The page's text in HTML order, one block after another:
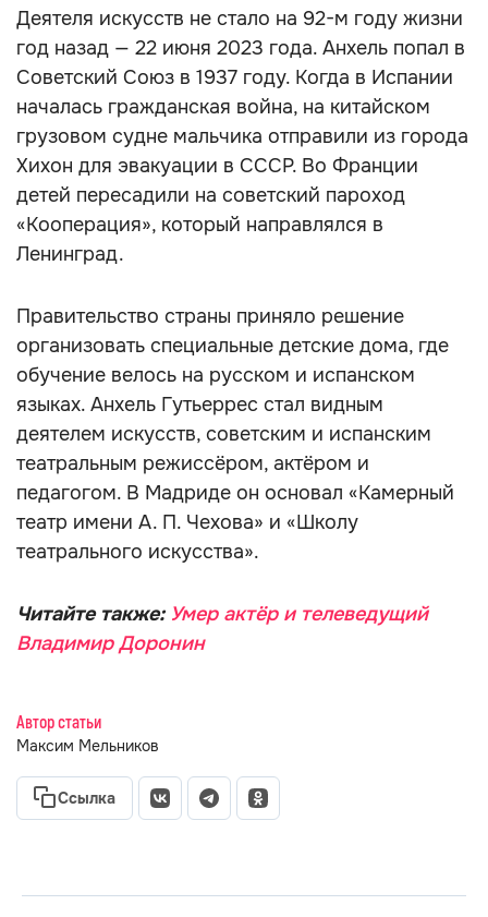
Деятеля искусств не стало на 92-м году жизни
год назад — 22 июня 2023 года. Анхель попал в
Советский Союз в 1937 году. Когда в Испании
началась гражданская война, на китайском
грузовом судне мальчика отправили из города
Хихон для эвакуации в СССР. Во Франции
детей пересадили на советский пароход
«Кооперация», который направлялся в
Ленинград.
Правительство страны приняло решение
организовать специальные детские дома, где
обучение велось на русском и испанском
языках. Анхель Гутьеррес стал видным
деятелем искусств, советским и испанским
театральным режиссёром, актёром и
педагогом. В Мадриде он основал «Камерный
театр имени А. П. Чехова» и «Школу
театрального искусства».
Читайте также: Умер актёр и телеведущий
Владимир Доронин
Автор статьи
Максим Мельников
Ссылка